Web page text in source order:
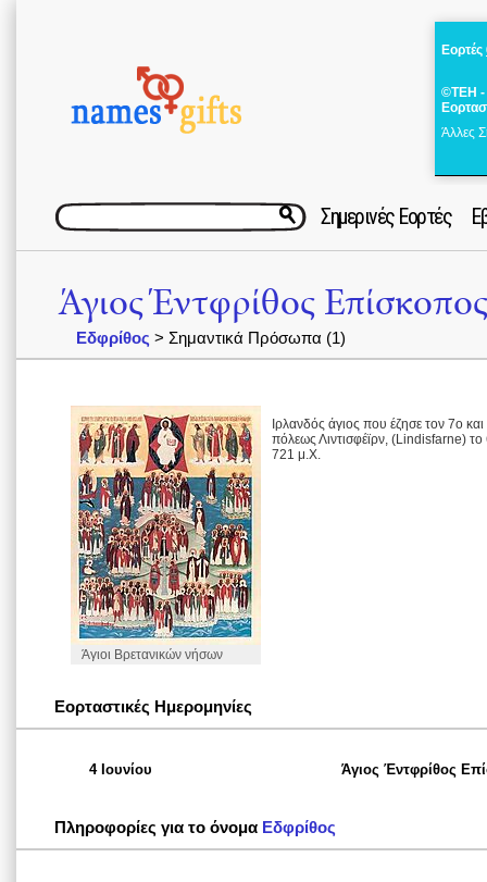
Εορτές
©ΤΕΗ -
Άλλες
Σημερινές Εορτές
Άγιος Έντφρίθος
Εδφρίθος > Σημαντικά Πρόσωπα (1)
Άγιοι Βρετανικών νήσων
Ιρλανδός άγιος που έζησε τον 7ο
πόλεως Λιντισφέϊρν, (Lindisfarne)
721 μ.Χ.
Εορταστικές Ημερομηνίες
4 Ιουνίου Άγιος Έντφρίθος
Πληροφορίες για το όνομα Εδφρίθος